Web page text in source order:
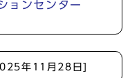
ョンセンター
年11月28日]